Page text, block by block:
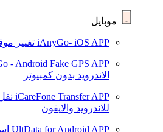
موبايل
iAnyGo- iOS APP تغيير
- Android Fake GPS APP
الاندرويد بدون كمبيوتر
iCareFone Transfer APP
للاندرويد والايفون
UltData for Android APP